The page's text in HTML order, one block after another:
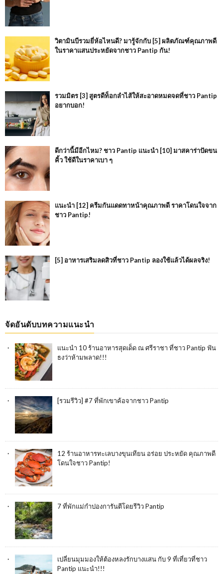
วิตามินบีรวมยี่ห้อไหนดี? มารู้จักกับ [5] ผลิตภัณฑ์คุณภาพดี
ในราคาแสนประหยัดจากชาว Pantip กัน!
รวมมิตร [3] สูตรดีท็อกลำไส้ให้สะอาดหมดจดที่ชาว Pantip
อยากบอก!
ดีกว่านี้มีอีกไหม? ชาว Pantip แนะนำ [10] มาสคาร่าปัดขน
คิ้ว ใช้ดีในราคาเบา ๆ
แนะนำ [12] ครีมกันแดดทาหน้าคุณภาพดี ราคาโดนใจจาก
ชาว Pantip!
[5] อาหารเสริมลดสิวที่ชาว Pantip ลองใช้แล้วได้ผลจริง!
จัดอันดับบทความแนะนำ
แนะนำ 10 ร้านอาหารสุดเด็ด ณ ศรีราชา ที่ชาว Pantip ฟัน
ธงว่าห้ามพลาด!!!
[รวมรีวิว] #7 ที่พักเขาค้อจากชาว Pantip
12 ร้านอาหารทะเลบางขุนเทียน อร่อย ประหยัด คุณภาพดี
โดนใจชาว Pantip!
7 ที่พักแม่กำปองการันตีโดยรีวิว Pantip
เปลี่ยนมุมมองให้ต้องหลงรักบางแสน กับ 9 ที่เที่ยวที่ชาว
Pantip แนะนำ!!!